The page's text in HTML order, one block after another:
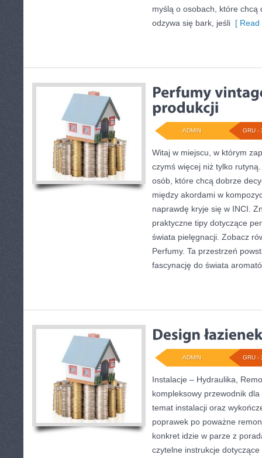
myślą o osobach, które chcą
odzywa się bark, jeśli [ Read
GRU -
ADMIN
Witaj w miejscu, w którym
czymś więcej niż tylko
osób, które chcą dobrze
między akordami w
naprawdę kryje się w INCI.
praktyczne tipy dotyczące
świata pielęgnacji. Zobacz
Perfumy. Ta przestrzeń
fascynację do świata
GRU -
ADMIN
Instalacje – Hydraulika,
kompleksowy przewodnik
temat instalacji oraz
poprawek po poważne
konkret idzie w parze z
czytelne instrukcje